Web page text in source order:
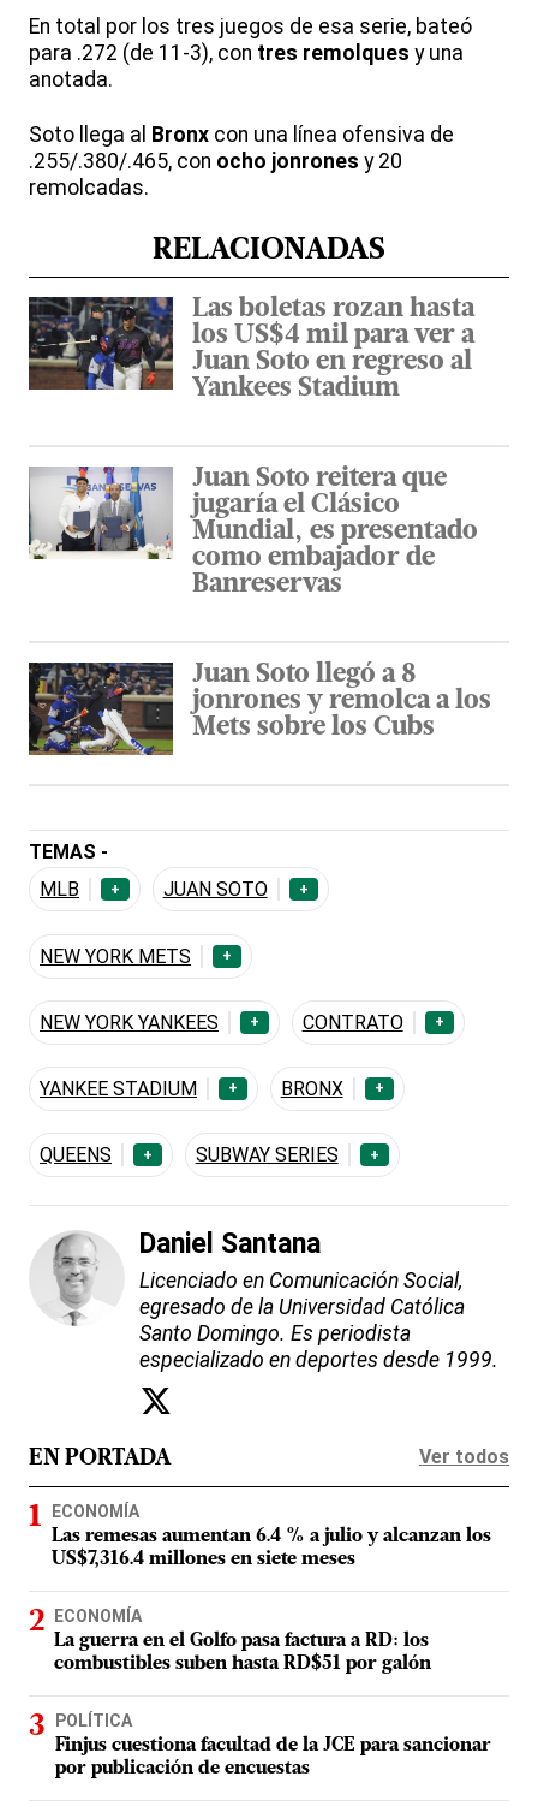
En total por los tres juegos de esa serie, bateó
para .272 (de 11-3), con tres remolques y una
anotada.
Soto llega al Bronx con una línea ofensiva de
.255/.380/.465, con ocho jonrones y 20
remolcadas.
RELACIONADAS
Las boletas rozan hasta
los US$4 mil para ver a
Juan Soto en regreso al
Yankees Stadium
Juan Soto reitera que
jugaría el Clásico
Mundial, es presentado
como embajador de
Banreservas
Juan Soto llegó a 8
jonrones y remolca a los
Mets sobre los Cubs
TEMAS -
MLB
+ JUAN SOTO +
NEW YORK METS +
NEW YORK YANKEES + CONTRATO +
YANKEE STADIUM + BRONX +
QUEENS + SUBWAY SERIES +
Daniel Santana
Licenciado en Comunicación Social,
egresado de la Universidad Católica
Santo Domingo. Es periodista
especializado en deportes desde 1999.
EN PORTADA Ver todos
ECONOMÍA
Las remesas aumentan 6.4 % a julio y alcanzan los
US$7,316.4 millones en siete meses
ECONOMÍA
La guerra en el Golfo pasa factura a RD: los
combustibles suben hasta RD$51 por galón
POLÍTICA
Finjus cuestiona facultad de la JCE para sancionar
por publicación de encuestas